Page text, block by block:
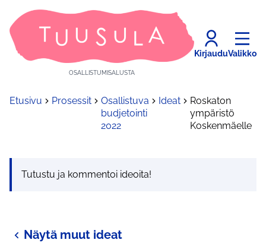
OSALLISTUMISALUSTA
KirjauduValikko
Etusivu Prosessit
Osallistuva
budjetointi
2022
Ideat
Roskaton
ympäristö
Koskenmäelle
Tutustu ja kommentoi ideoita!
Näytä muut ideat